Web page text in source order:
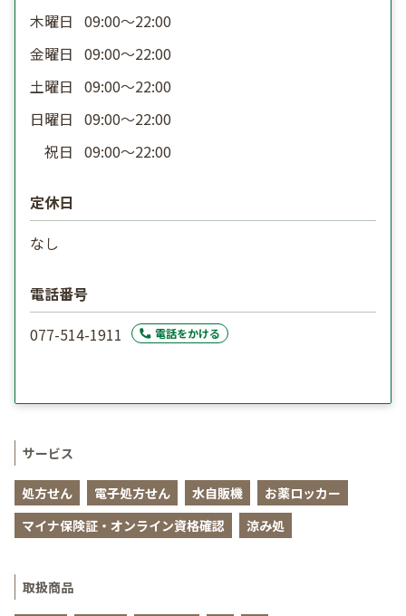
木曜日 09:00〜22:00
金曜日 09:00〜22:00
土曜日 09:00〜22:00
日曜日 09:00〜22:00
祝日 09:00〜22:00
定休日
なし
電話番号
077-514-1911
電話をかける
サービス
処方せん 電子処方せん 水自販機
お薬ロッカー
マイナ保険証・オンライン資格確認
涼み処
取扱商品